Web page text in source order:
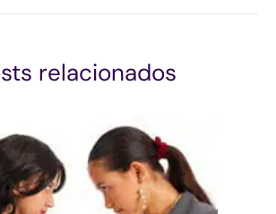
relacionados